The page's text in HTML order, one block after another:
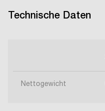
Technische Daten
Nettogewicht